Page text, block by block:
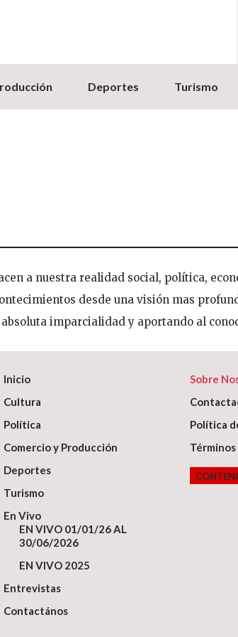
Deportes Turismo
a nuestra realidad social, política,
desde una visión mas
imparcialidad y aportando al
Inicio
Cultura
Política
Comercio y Producción
Deportes
Turismo
En Vivo
EN VIVO 01/01/26 AL
30/06/2026
EN VIVO 2025
Entrevistas
Contactános
Sobre
Política
Términos